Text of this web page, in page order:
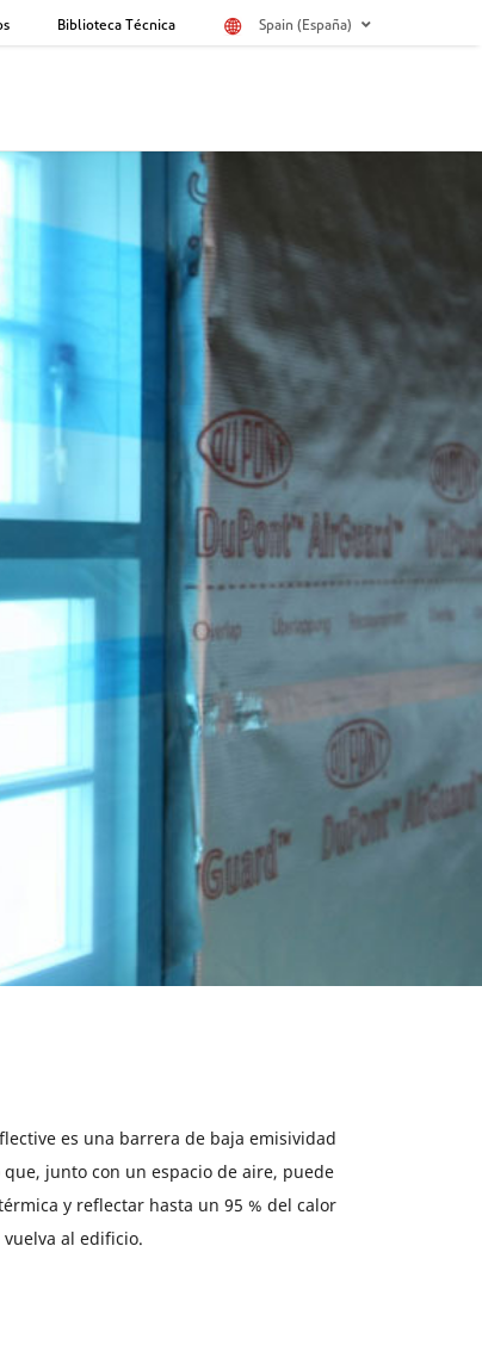
Biblioteca Técnica Spain (España)
es una barrera de baja emisividad
junto con un espacio de aire, puede
y reflectar hasta un 95 % del calor
al edificio.